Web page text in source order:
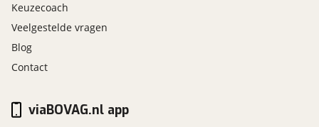
Keuzecoach
Veelgestelde vragen
Blog
Contact
viaBOVAG.nl app